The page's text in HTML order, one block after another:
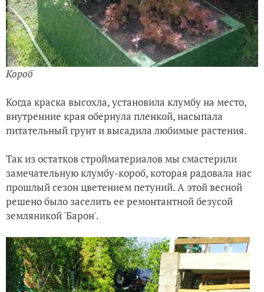
Короб
Когда краска высохла, установила клумбу на место,
внутренние края обернула пленкой, насыпала
питательный грунт и высадила любимые растения.
Так из остатков стройматериалов мы смастерили
замечательную клумбу-короб, которая радовала нас
прошлый сезон цветением петуний. А этой весной
решено было заселить ее ремонтантной безусой
земляникой 'Барон'.